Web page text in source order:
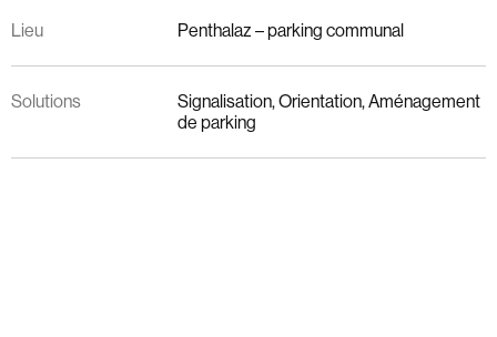
Lieu Penthalaz – parking communal
Solutions
Signalisation, Orientation, Aménagement
de parking